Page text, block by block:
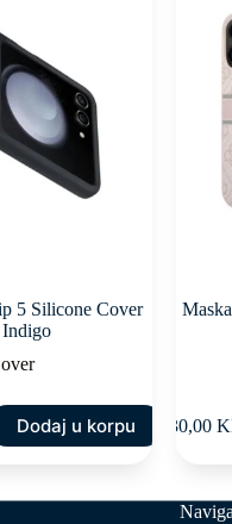
5 Silicone Cover
Dodaj u korpu 30,00